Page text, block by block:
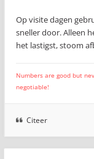
Op visite dagen
sneller door. Alleen
het lastigst, stoom
Numbers are good but
negotiable!
Citeer